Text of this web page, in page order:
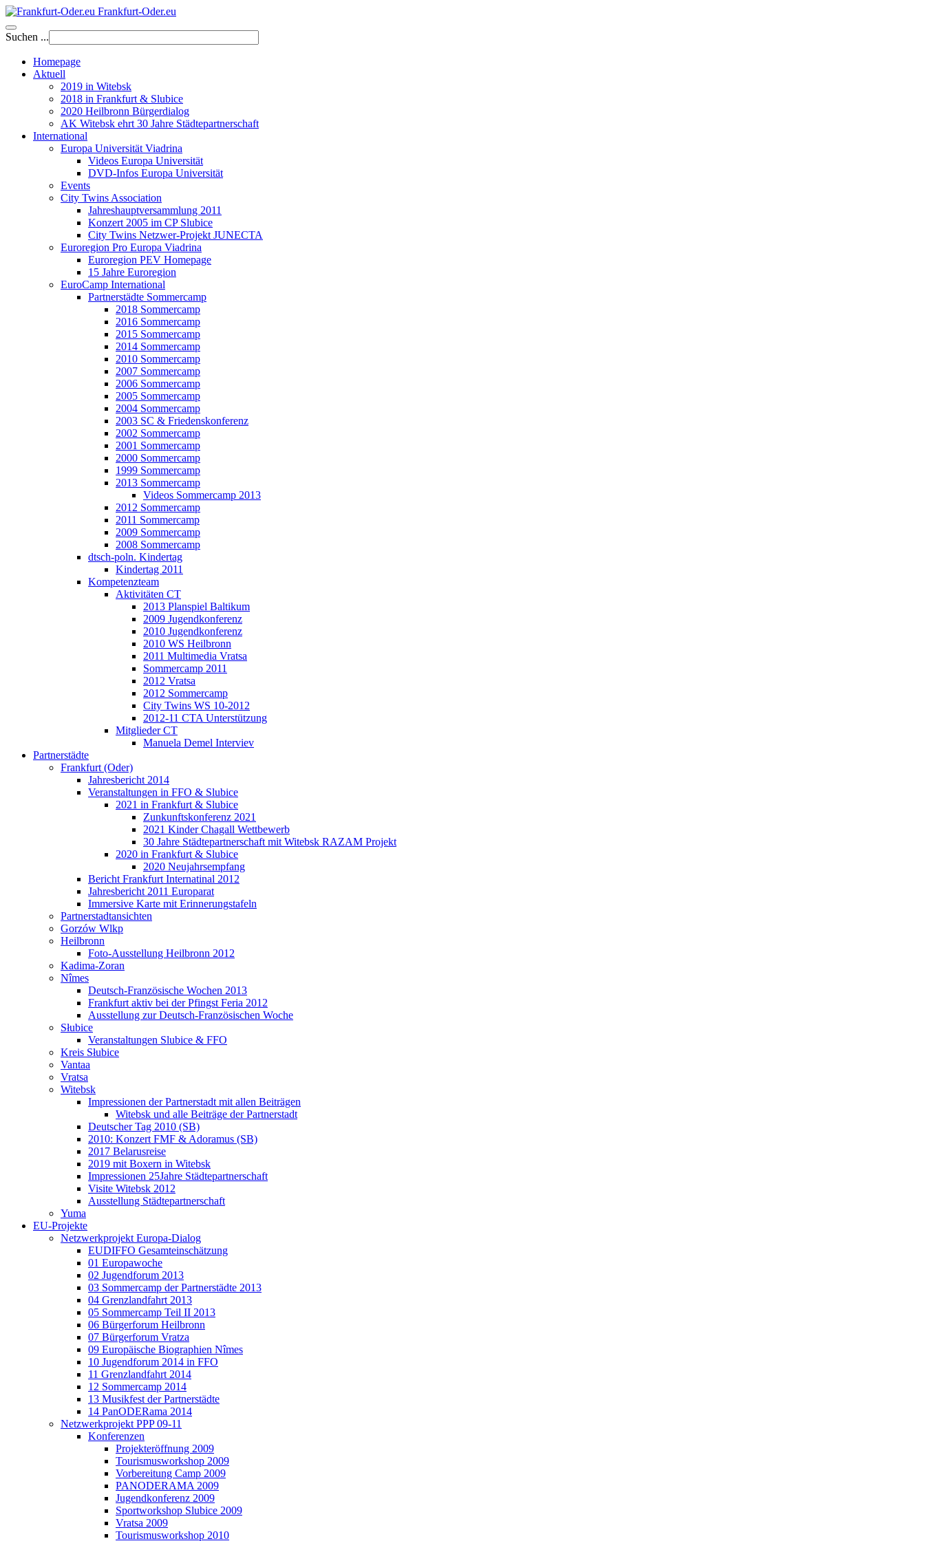
Frankfurt-Oder.eu
Suchen ...
Homepage
Aktuell
2019 in Witebsk
2018 in Frankfurt & Slubice
2020 Heilbronn Bürgerdialog
AK Witebsk ehrt 30 Jahre Städtepartnerschaft
International
Europa Universität Viadrina
Videos Europa Universität
DVD-Infos Europa Universität
Events
City Twins Association
Jahreshauptversammlung 2011
Konzert 2005 im CP Slubice
City Twins Netzwer-Projekt JUNECTA
Euroregion Pro Europa Viadrina
Euroregion PEV Homepage
15 Jahre Euroregion
EuroCamp International
Partnerstädte Sommercamp
2018 Sommercamp
2016 Sommercamp
2015 Sommercamp
2014 Sommercamp
2010 Sommercamp
2007 Sommercamp
2006 Sommercamp
2005 Sommercamp
2004 Sommercamp
2003 SC & Friedenskonferenz
2002 Sommercamp
2001 Sommercamp
2000 Sommercamp
1999 Sommercamp
2013 Sommercamp
Videos Sommercamp 2013
2012 Sommercamp
2011 Sommercamp
2009 Sommercamp
2008 Sommercamp
dtsch-poln. Kindertag
Kindertag 2011
Kompetenzteam
Aktivitäten CT
2013 Planspiel Baltikum
2009 Jugendkonferenz
2010 Jugendkonferenz
2010 WS Heilbronn
2011 Multimedia Vratsa
Sommercamp 2011
2012 Vratsa
2012 Sommercamp
City Twins WS 10-2012
2012-11 CTA Unterstützung
Mitglieder CT
Manuela Demel Interviev
Partnerstädte
Frankfurt (Oder)
Jahresbericht 2014
Veranstaltungen in FFO & Slubice
2021 in Frankfurt & Slubice
Zunkunftskonferenz 2021
2021 Kinder Chagall Wettbewerb
30 Jahre Städtepartnerschaft mit Witebsk RAZAM Projekt
2020 in Frankfurt & Slubice
2020 Neujahrsempfang
Bericht Frankfurt Internatinal 2012
Jahresbericht 2011 Europarat
Immersive Karte mit Erinnerungstafeln
Partnerstadtansichten
Gorzów Wlkp
Heilbronn
Foto-Ausstellung Heilbronn 2012
Kadima-Zoran
Nîmes
Deutsch-Französische Wochen 2013
Frankfurt aktiv bei der Pfingst Feria 2012
Ausstellung zur Deutsch-Französischen Woche
Słubice
Veranstaltungen Slubice & FFO
Kreis Słubice
Vantaa
Vratsa
Witebsk
Impressionen der Partnerstadt mit allen Beiträgen
Witebsk und alle Beiträge der Partnerstadt
Deutscher Tag 2010 (SB)
2010: Konzert FMF & Adoramus (SB)
2017 Belarusreise
2019 mit Boxern in Witebsk
Impressionen 25Jahre Städtepartnerschaft
Visite Witebsk 2012
Ausstellung Städtepartnerschaft
Yuma
EU-Projekte
Netzwerkprojekt Europa-Dialog
EUDIFFO Gesamteinschätzung
01 Europawoche
02 Jugendforum 2013
03 Sommercamp der Partnerstädte 2013
04 Grenzlandfahrt 2013
05 Sommercamp Teil II 2013
06 Bürgerforum Heilbronn
07 Bürgerforum Vratza
09 Europäische Biographien Nîmes
10 Jugendforum 2014 in FFO
11 Grenzlandfahrt 2014
12 Sommercamp 2014
13 Musikfest der Partnerstädte
14 PanODERama 2014
Netzwerkprojekt PPP 09-11
Konferenzen
Projekteröffnung 2009
Tourismusworkshop 2009
Vorbereitung Camp 2009
PANODERAMA 2009
Jugendkonferenz 2009
Sportworkshop Slubice 2009
Vratsa 2009
Tourismusworkshop 2010